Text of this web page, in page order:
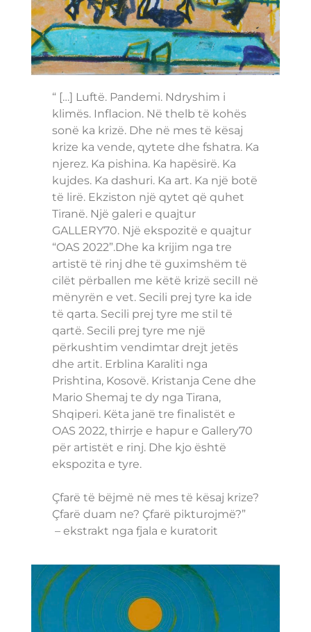
“ […] Luftë. Pandemi. Ndryshim i
klimës. Inflacion. Në thelb të kohës
sonë ka krizë. Dhe në mes të kësaj
krize ka vende, qytete dhe fshatra. Ka
njerez. Ka pishina. Ka hapësirë. Ka
kujdes. Ka dashuri. Ka art. Ka një botë
të lirë. Ekziston një qytet që quhet
Tiranë. Një galeri e quajtur
GALLERY70. Një ekspozitë e quajtur
“OAS 2022”.Dhe ka krijim nga tre
artistë të rinj dhe të guximshëm të
cilët përballen me këtë krizë secilI në
mënyrën e vet. Secili prej tyre ka ide
të qarta. Secili prej tyre me stil të
qartë. Secili prej tyre me një
përkushtim vendimtar drejt jetës
dhe artit. Erblina Karaliti nga
Prishtina, Kosovë. Kristanja Cene dhe
Mario Shemaj te dy nga Tirana,
Shqiperi. Këta janë tre finalistët e
OAS 2022, thirrje e hapur e Gallery70
për artistët e rinj. Dhe kjo është
ekspozita e tyre.
Çfarë të bëjmë në mes të kësaj krize?
Çfarë duam ne? Çfarë pikturojmë?”
– ekstrakt nga fjala e kuratorit